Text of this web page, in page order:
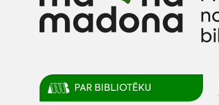
PAR BIBLIOTĒKU